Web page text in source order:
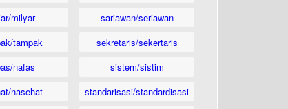
milyar
tampak
nafas
nasehat
sariawan/seriawan
sekretaris/sekertaris
sistem/sistim
standarisasi/standardisasi